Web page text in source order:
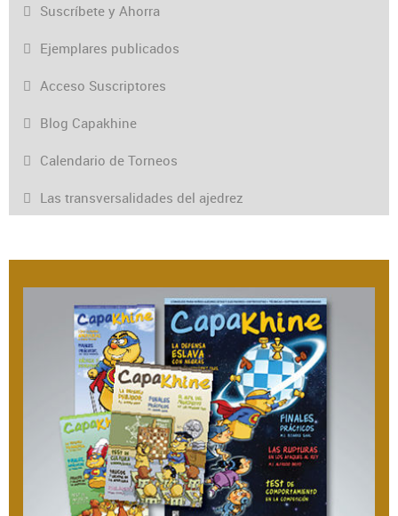
Suscríbete y Ahorra
Ejemplares publicados
Acceso Suscriptores
Blog Capakhine
Calendario de Torneos
Las transversalidades del ajedrez